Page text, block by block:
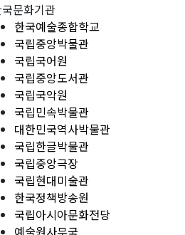
문화기관
한국예술종합학교
국립중앙박물관
국립국어원
국립중앙도서관
국립국악원
국립민속박물관
대한민국역사박물관
국립한글박물관
국립중앙극장
국립현대미술관
한국정책방송원
국립아시아문화전당
예술원사무국